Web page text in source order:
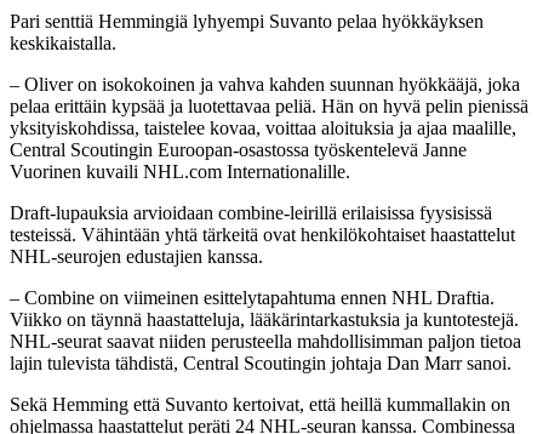
Pari senttiä Hemmingiä lyhyempi Suvanto pelaa hyökkäyksen
keskikaistalla.
– Oliver on isokokoinen ja vahva kahden suunnan hyökkääjä, joka
pelaa erittäin kypsää ja luotettavaa peliä. Hän on hyvä pelin pienissä
yksityiskohdissa, taistelee kovaa, voittaa aloituksia ja ajaa maalille,
Central Scoutingin Euroopan-osastossa työskentelevä Janne
Vuorinen kuvaili NHL.com Internationalille.
Draft-lupauksia arvioidaan combine-leirillä erilaisissa fyysisissä
testeissä. Vähintään yhtä tärkeitä ovat henkilökohtaiset haastattelut
NHL-seurojen edustajien kanssa.
– Combine on viimeinen esittelytapahtuma ennen NHL Draftia.
Viikko on täynnä haastatteluja, lääkärintarkastuksia ja kuntotestejä.
NHL-seurat saavat niiden perusteella mahdollisimman paljon tietoa
lajin tulevista tähdistä, Central Scoutingin johtaja Dan Marr sanoi.
Sekä Hemming että Suvanto kertoivat, että heillä kummallakin on
ohjelmassa haastattelut peräti 24 NHL-seuran kanssa. Combinessa